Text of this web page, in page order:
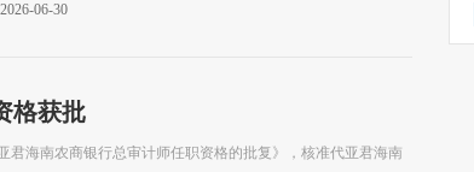
2026-06-30
格获批
君海南农商银行总审计师任职资格的批复》，核准代亚君海南